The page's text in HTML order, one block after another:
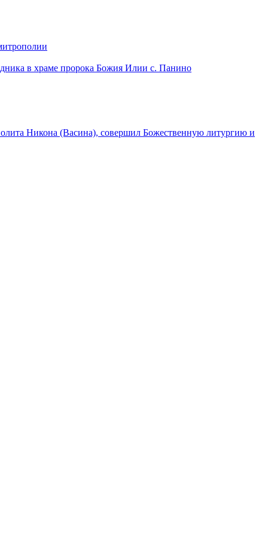
в храме пророка Божия Илии с. Панино
Никона (Васина), совершил Божественную литургию и